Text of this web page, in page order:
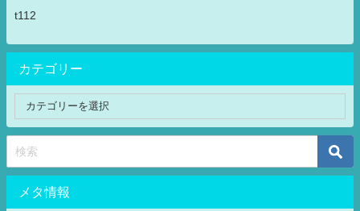
t112
カテゴリー
メタ情報